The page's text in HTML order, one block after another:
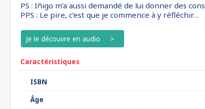
PS : Iñigo m’a aussi demandé de lui donner des
PPS : Le pire, c’est que je commence à y réfléchir…
Je le découvre en audio
Caractéristiques
ISBN
Âge